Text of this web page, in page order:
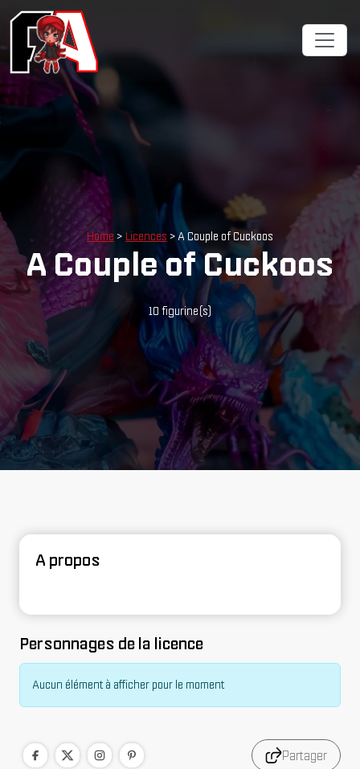
Home > Licences > A Couple of Cuckoos
A Couple of Cuckoos
10 figurine(s)
A propos
Personnages de la licence
Aucun élément à afficher pour le moment
Partager